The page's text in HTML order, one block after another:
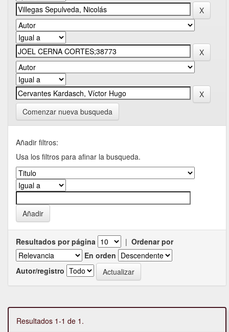
Comenzar nueva busqueda
Añadir filtros:
Usa los filtros para afinar la busqueda.
Resultados por página | Ordenar por
En orden
Autor/registro
Resultados 1-1 de 1.